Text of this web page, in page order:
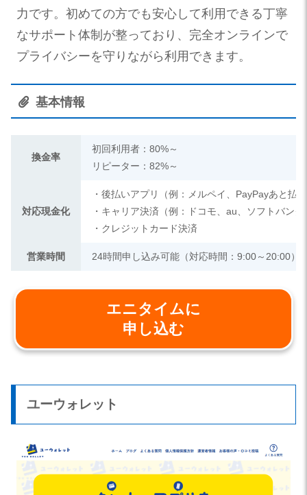
力です。初めての方でも安心して利用できる丁寧
なサポート体制が整っており、完全オンラインで
プライバシーを守りながら利用できます。
基本情報
換金率
初回利用者：80%～
リピーター：82%～
対応現金化
・後払いアプリ（例：メルペイ、PayPayあと払
・キャリア決済（例：ドコモ、au、ソフトバンク
・クレジットカード決済
営業時間 24時間申し込み可能（対応時間：9:00～20:00）
エニタイムに
申し込む
ユーウォレット